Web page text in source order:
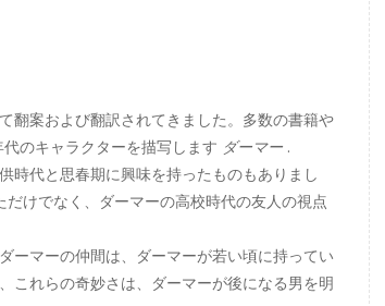
翻案および翻訳されてきました。多数の書籍や
のキャラクターを描写します ダーマー .
時代と思春期に興味を持ったものもありまし
けでなく、ダーマーの高校時代の友人の視点
ーマーの仲間は、ダーマーが若い頃に持ってい
これらの奇妙さは、ダーマーが後になる男を明